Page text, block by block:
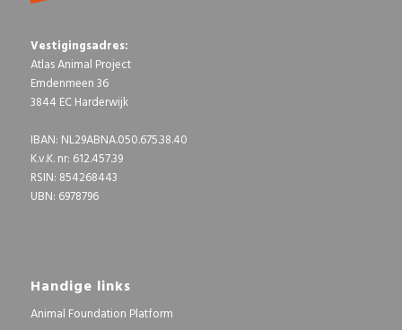
Vestigingsadres:
Atlas Animal Project
Emdenmeen 36
3844 EC Harderwijk
IBAN: NL29ABNA.050.675.38.40
K.v.K. nr: 612.457.39
RSIN: 854268443
UBN: 6978796
Handige links
Animal Foundation Platform